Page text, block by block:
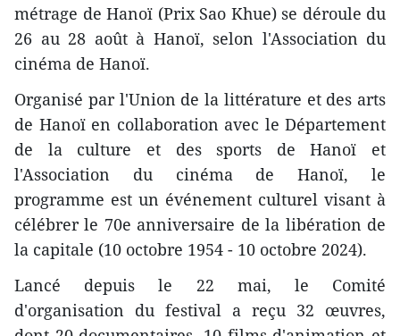
métrage de Hanoï (Prix Sao Khue) se déroule du
26 au 28 août à Hanoï, selon l'Association du
cinéma de Hanoï.
Organisé par l'Union de la littérature et des arts
de Hanoï en collaboration avec le Département
de la culture et des sports de Hanoï et
l'Association du cinéma de Hanoï, le
programme est un événement culturel visant à
célébrer le 70e anniversaire de la libération de
la capitale (10 octobre 1954 - 10 octobre 2024).
Lancé depuis le 22 mai, le Comité
d'organisation du festival a reçu 32 œuvres,